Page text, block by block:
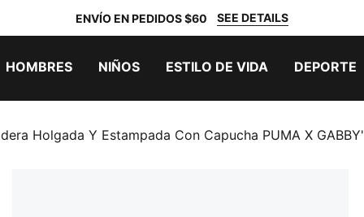
ENVÍO EN PEDIDOS $60 SEE DETAILS
HOMBRES NIÑOS ESTILO DE VIDA DEPORTE
Holgada Y Estampada Con Capucha PUMA X